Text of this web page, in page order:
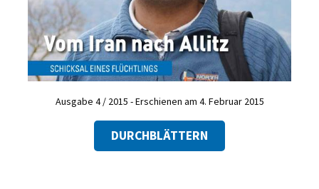
Ausgabe 4 / 2015 - Erschienen am 4. Februar 2015
DURCHBLÄTTERN